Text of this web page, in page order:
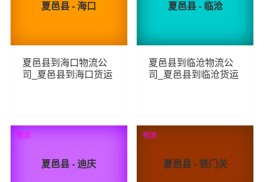
夏邑县 - 海口
夏邑县到海口物流公
司_夏邑县到海口货运
101 查看详细
夏邑县 - 临沧
夏邑县到临沧物流公
司_夏邑县到临沧货运
78 查看详细
夏邑县 - 迪庆
物流
夏邑县 - 铁门关
物流